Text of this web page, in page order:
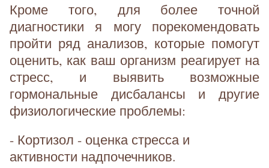
Кроме того, для более точной
диагностики я могу порекомендовать
пройти ряд анализов, которые помогут
оценить, как ваш организм реагирует на
стресс, и выявить возможные
гормональные дисбалансы и другие
физиологические проблемы:
- Кортизол - оценка стресса и
активности надпочечников.